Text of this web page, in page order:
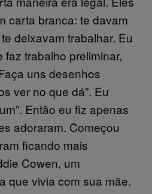
carta branca: te davam
deixavam trabalhar. Eu
trabalho preliminar,
uns desenhos
ver no que dá”. Eu
Então eu fiz apenas
adoraram. Começou
ficando mais
Cowen, um
que vivia com sua mãe.